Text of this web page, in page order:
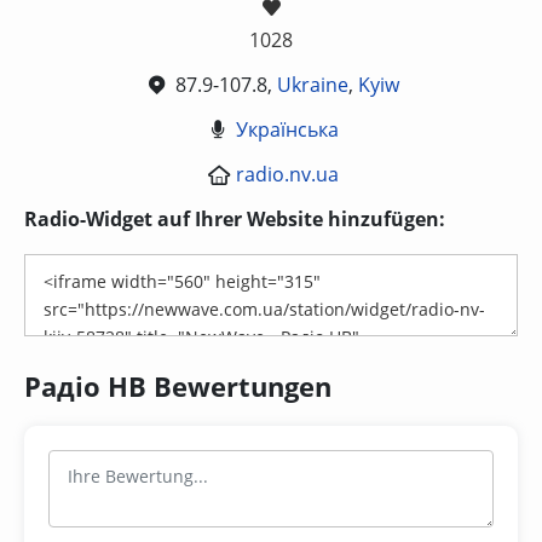
1028
87.9-107.8, Ukraine, Kyiw
Українська
radio.nv.ua
Radio-Widget auf Ihrer Website hinzufügen:
Радіо НВ Bewertungen